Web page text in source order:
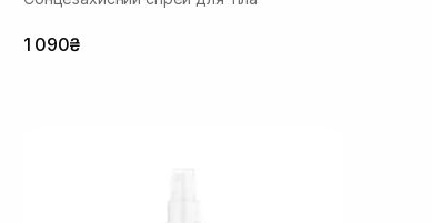
1 090₴